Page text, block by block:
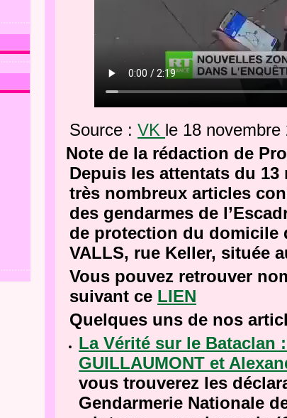
Source :VK le 18 novembre
Note de la rédaction de
Depuis les attentats du
très nombreux articles
des gendarmes de
de protection du domicile
VALLS, rue Keller, située
Vous pouvez retrouver
suivant ce LIEN
Quelques uns de nos
La Vérité sur le Bataclan
GUILLAUMONT et
vous trouverez les
Gendarmerie Nationale